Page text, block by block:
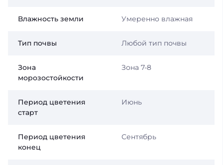
Влажность земли Умеренно влажная
Тип почвы Любой тип почвы
Зона
морозостойкости
Зона 7-8
Период цветения
старт
Июнь
Период цветения
конец
Сентябрь